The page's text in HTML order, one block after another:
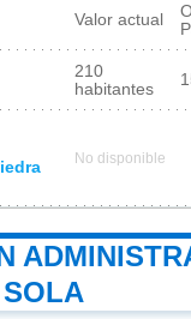
Valor actual
210
habitantes
No disponible